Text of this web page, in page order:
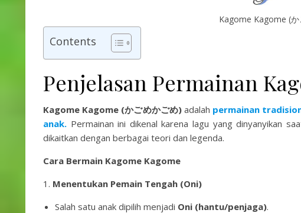
Kagome Kagome (か
Contents
Penjelasan Permainan
Kagome Kagome (かごめかごめ) adalah permainan
anak. Permainan ini dikenal karena lagu yang dinyanyikan
dikaitkan dengan berbagai teori dan legenda.
Cara Bermain Kagome Kagome
1. Menentukan Pemain Tengah (Oni)
Salah satu anak dipilih menjadi Oni (hantu/penjaga).